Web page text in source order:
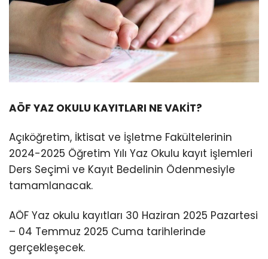
AÖF YAZ OKULU KAYITLARI NE VAKİT?
Açıköğretim, İktisat ve İşletme Fakültelerinin
2024-2025 Öğretim Yılı Yaz Okulu kayıt işlemleri
Ders Seçimi ve Kayıt Bedelinin Ödenmesiyle
tamamlanacak.
AÖF Yaz okulu kayıtları 30 Haziran 2025 Pazartesi
– 04 Temmuz 2025 Cuma tarihlerinde
gerçekleşecek.